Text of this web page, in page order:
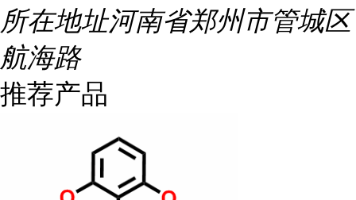
所在地址河南省郑州市管城区
航海路
推荐产品